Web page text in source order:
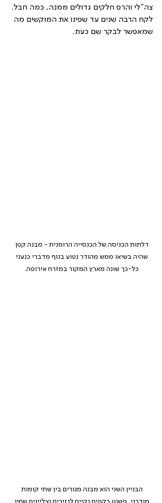
צה"לי והרס חלקים גדולים ממנה, כמה חבל.
לקח הרבה שנים עד שפינו את המוקשים מה
שמאפשר לבקר שם כעת.
דלתות הכניסה של הכנסייה הרומנית - מבנה קטן
שהיה בשיאו ממש מהודר נטוע בנוף מדברי כנעני
כל-כך שונה מארץ המקור במזרח אירופה.
הבניין השני הוא מבנה מגורים בין שתי קומות
מודרני, פשוט בקווים נקיים לנזירים וצליינים שחיו